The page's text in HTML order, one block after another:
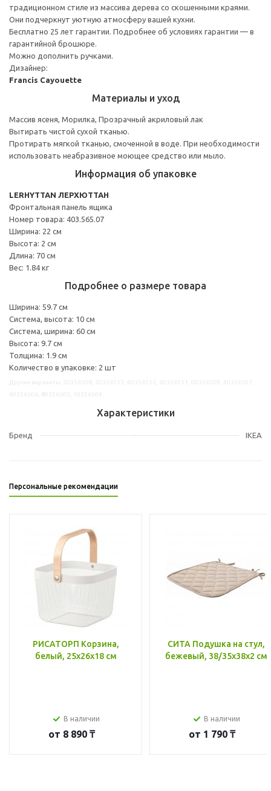
традиционном стиле из массива дерева со скошенными краями.
Они подчеркнут уютную атмосферу вашей кухни.
Бесплатно 25 лет гарантии. Подробнее об условиях гарантии — в
гарантийной брошюре.
Можно дополнить ручками.
Дизайнер:
Francis Cayouette
Материалы и уход
Массив ясеня, Морилка, Прозрачный акриловый лак
Вытирать чистой сухой тканью.
Протирать мягкой тканью, смоченной в воде. При необходимости
использовать неабразивное моющее средство или мыло.
Информация об упаковке
LERHYTTAN ЛЕРХЮТТАН
Фронтальная панель ящика
Номер товара: 403.565.07
Ширина: 22 см
Высота: 2 см
Длина: 70 см
Вес: 1.84 кг
Подробнее о размере товара
Ширина: 59.7 см
Система, высота: 10 см
Система, ширина: 60 см
Высота: 9.7 см
Толщина: 1.9 см
Количество в упаковке: 2 шт
Характеристики
Бренд IKEA
Персональные рекомендации
РИСАТОРП Корзина,
белый, 25x26x18 см
В наличии
от 8 890 ₸
СИТА Подушка на стул,
бежевый, 38/35x38x2 см
В наличии
от 1 790 ₸